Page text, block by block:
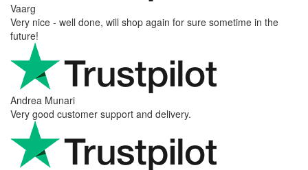
Vaarg
Very nice - well done, will shop again for sure sometime in the
future!
Andrea Munari
Very good customer support and delivery.